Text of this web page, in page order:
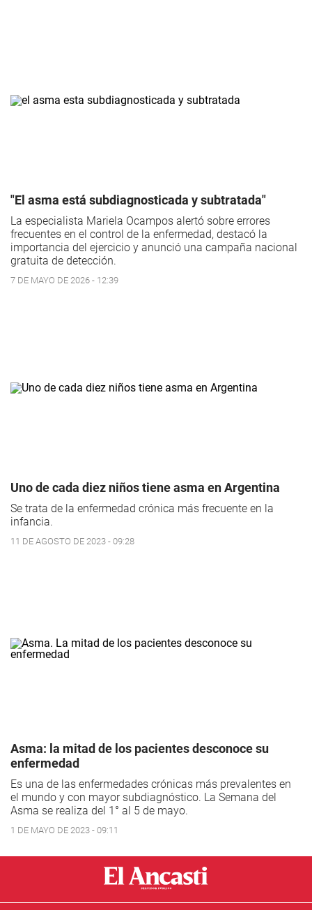
"El asma está subdiagnosticada y subtratada"
La especialista Mariela Ocampos alertó sobre errores
frecuentes en el control de la enfermedad, destacó la
importancia del ejercicio y anunció una campaña nacional
gratuita de detección.
7 DE MAYO DE 2026 - 12:39
Uno de cada diez niños tiene asma en Argentina
Se trata de la enfermedad crónica más frecuente en la
infancia.
11 DE AGOSTO DE 2023 - 09:28
Asma: la mitad de los pacientes desconoce su
enfermedad
Es una de las enfermedades crónicas más prevalentes en
el mundo y con mayor subdiagnóstico. La Semana del
Asma se realiza del 1° al 5 de mayo.
1 DE MAYO DE 2023 - 09:11